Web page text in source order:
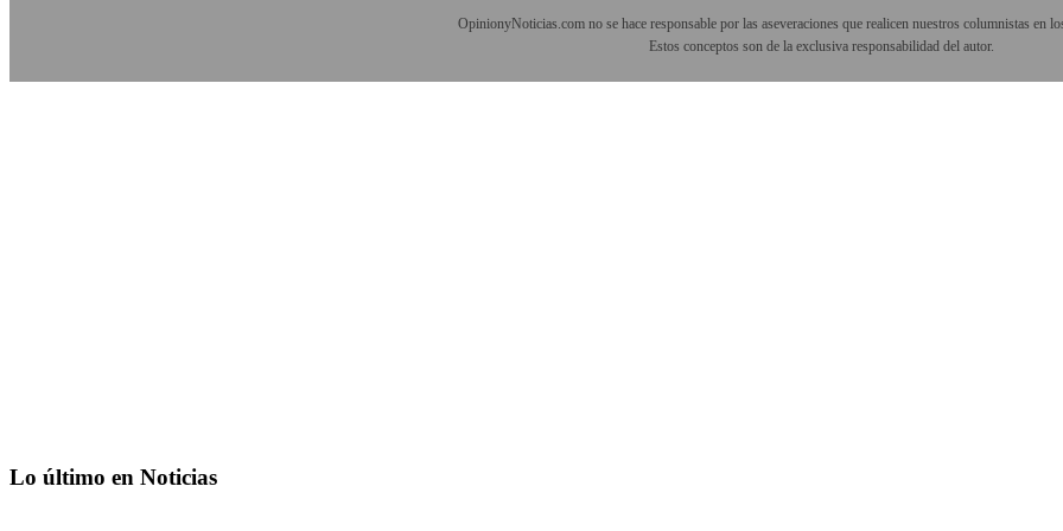
OpinionyNoticias.com no se hace responsable por las aseveraciones que realicen nuestros columnistas en
Estos conceptos son de la exclusiva responsabilidad del autor.
Lo último en Noticias